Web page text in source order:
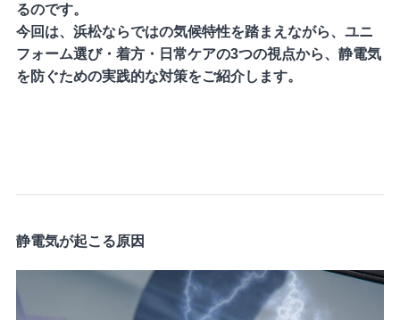
るのです。
今回は、浜松ならではの気候特性を踏まえながら、ユニ
フォーム選び・着方・日常ケアの3つの視点から、静電気
を防ぐための実践的な対策をご紹介します。
静電気が起こる原因